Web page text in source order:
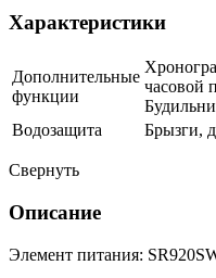
Характеристики
Дополнительные
функции
часовой
Водозащита
Брызги,
Свернуть
Описание
Элемент питания: